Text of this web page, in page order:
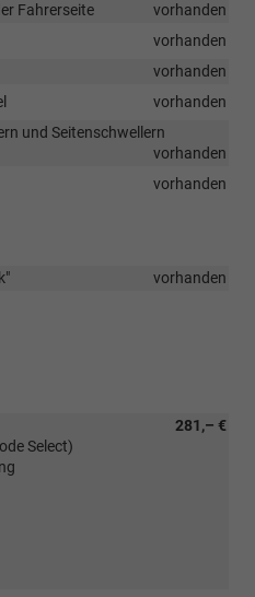
Fahrerseite
vorhanden
vorhanden
vorhanden
vorhanden
und Seitenschwellern
vorhanden
vorhanden
vorhanden
281,– €
Select)